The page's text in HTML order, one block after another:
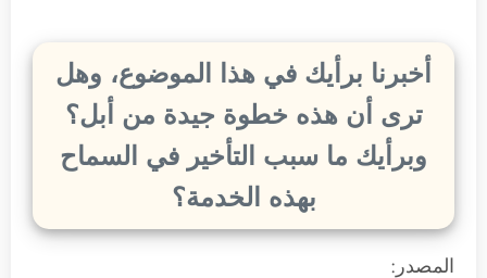
أخبرنا برأيك في هذا الموضوع، وهل
ترى أن هذه خطوة جيدة من أبل؟
وبرأيك ما سبب التأخير في السماح
بهذه الخدمة؟
المصدر: